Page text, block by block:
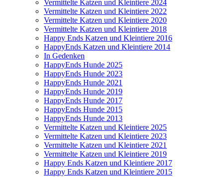
Vermittelte Katzen und Kleintiere 2024
Vermittelte Katzen und Kleintiere 2022
Vermittelte Katzen und Kleintiere 2020
Vermittelte Katzen und Kleintiere 2018
Happy Ends Katzen und Kleintiere 2016
HappyEnds Katzen und Kleintiere 2014
In Gedenken
HappyEnds Hunde 2025
HappyEnds Hunde 2023
HappyEnds Hunde 2021
HappyEnds Hunde 2019
HappyEnds Hunde 2017
HappyEnds Hunde 2015
HappyEnds Hunde 2013
Vermittelte Katzen und Kleintiere 2025
Vermittelte Katzen und Kleintiere 2023
Vermittelte Katzen und Kleintiere 2021
Vermittelte Katzen und Kleintiere 2019
Happy Ends Katzen und Kleintiere 2017
Happy Ends Katzen und Kleintiere 2015